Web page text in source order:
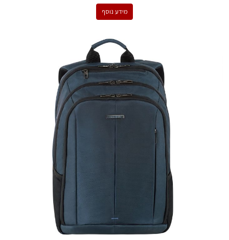
מידע נוסף